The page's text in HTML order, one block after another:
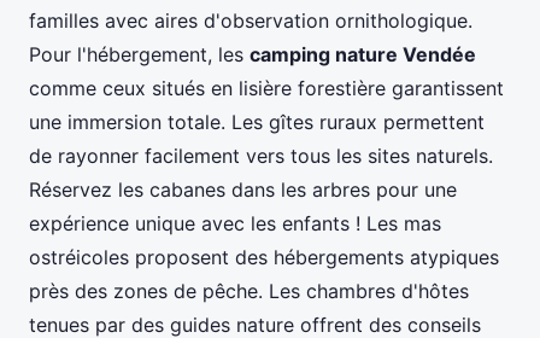
familles avec aires d'observation ornithologique.
Pour l'hébergement, les camping nature Vendée
comme ceux situés en lisière forestière garantissent
une immersion totale. Les gîtes ruraux permettent
de rayonner facilement vers tous les sites naturels.
Réservez les cabanes dans les arbres pour une
expérience unique avec les enfants ! Les mas
ostréicoles proposent des hébergements atypiques
près des zones de pêche. Les chambres d'hôtes
tenues par des guides nature offrent des conseils